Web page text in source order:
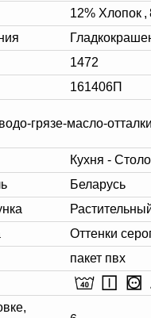
12% Хлопок ,
1472
161406П
грязе-масло-
Кухня -
Беларусь
Оттенки
пакет пвх